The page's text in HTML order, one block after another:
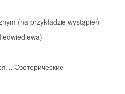
(na przykładzie wystąpień
Эзотерические